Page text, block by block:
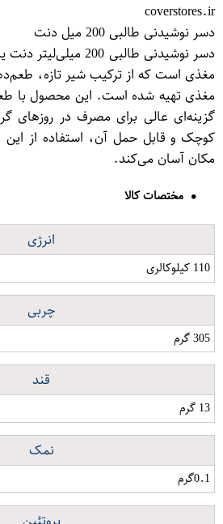
coverstores.ir
دسر نوشیدنی طالبی 200 میل دنت
دسر نوشیدنی طالبی
مغذی است که از ترکیب شیر تازه،
مغذی تهیه شده است. این محصول با
گزینه‌ای عالی برای مصرف در
کوچک و قابل حمل آن، استفاده از این
مکان آسان می‌کند.
مختصات کالا
انرژی
110 کیلوکالری
چربی
305 گرم
قند
13 گرم
نمک
0.1گرم